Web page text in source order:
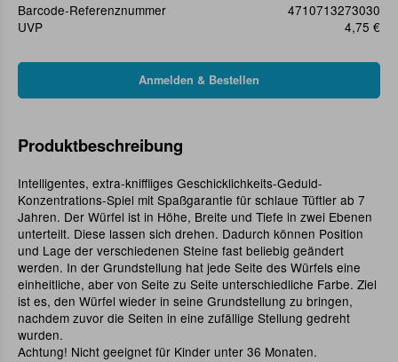
Barcode-Referenznummer
4710713273030
UVP
4,75 €
Produktbeschreibung
Intelligentes, extra-kniffliges Geschicklichkeits-Geduld-
Konzentrations-Spiel mit Spaßgarantie für schlaue Tüftler ab 7
Jahren. Der Würfel ist in Höhe, Breite und Tiefe in zwei Ebenen
unterteilt. Diese lassen sich drehen. Dadurch können Position
und Lage der verschiedenen Steine fast beliebig geändert
werden. In der Grundstellung hat jede Seite des Würfels eine
einheitliche, aber von Seite zu Seite unterschiedliche Farbe. Ziel
ist es, den Würfel wieder in seine Grundstellung zu bringen,
nachdem zuvor die Seiten in eine zufällige Stellung gedreht
wurden.
Achtung! Nicht geeignet für Kinder unter 36 Monaten.